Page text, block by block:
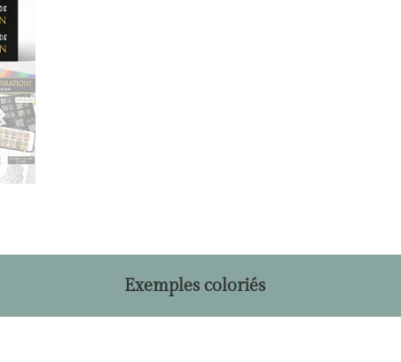
Exemples coloriés